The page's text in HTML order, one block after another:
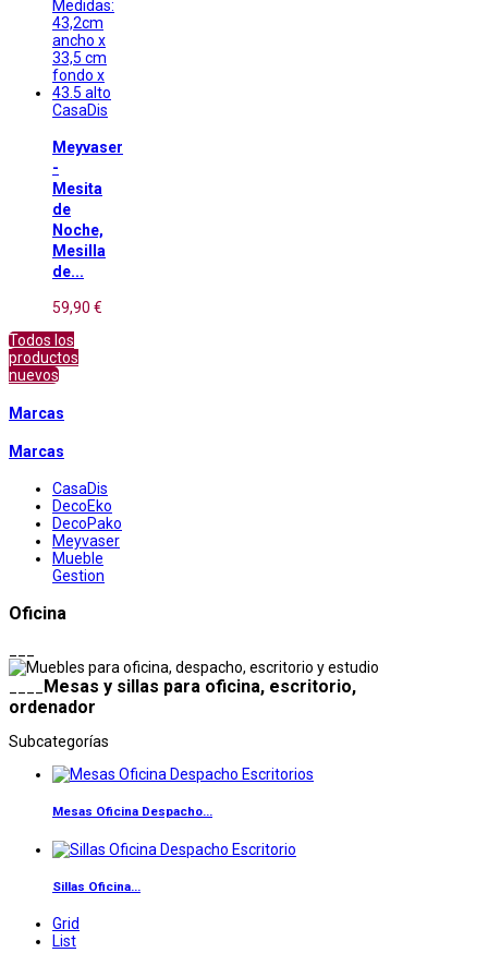
CasaDis
Meyvaser
-
Mesita
de
Noche,
Mesilla
de...
59,90 €
Todos los
productos
nuevos
Marcas
Marcas
CasaDis
DecoEko
DecoPako
Meyvaser
Mueble
Gestion
Oficina
Mesas y sillas para oficina, escritorio,
ordenador
Subcategorías
Mesas Oficina Despacho...
Sillas Oficina...
Grid
List